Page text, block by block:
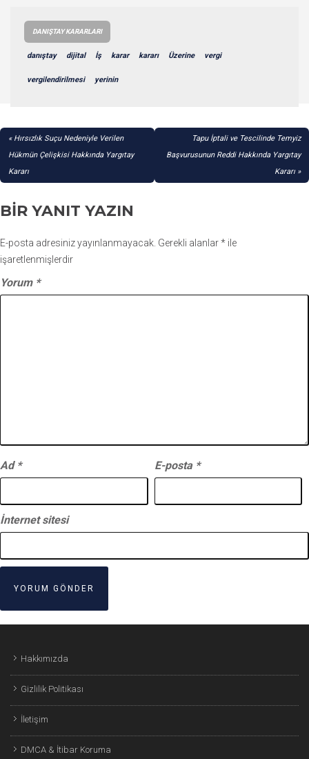
DANIŞTAY KARARLARI
danıştay dijital İş karar kararı Üzerine vergi
vergilendirilmesi yerinin
YAZI
GEZINMESI
Hırsızlık Suçu Nedeniyle Verilen
Hükmün Çelişkisi Hakkında Yargıtay
Kararı
Tapu İptali ve Tescilinde Temyiz
Başvurusunun Reddi Hakkında Yargıtay
Kararı
BIR YANIT YAZIN
E-posta adresiniz yayınlanmayacak. Gerekli alanlar* ile
işaretlenmişlerdir
Yorum *
Ad * E-posta *
İnternet sitesi
Hakkımızda
Gizlilik Politikası
İletişim
DMCA & İtibar Koruma